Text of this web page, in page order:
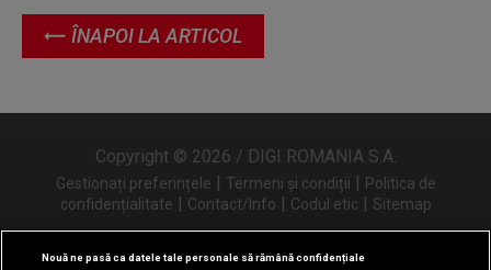
ÎNAPOI LA ARTICOL
Copyright © 2026 / DIGI ROMANIA S.A.
Gestionați preferințele | Termeni și condiții | Politica de
confidențialitate | Contact/Info | Codul etic | Sitemap
Nouă ne pasă ca datele tale personale să rămână confidențiale